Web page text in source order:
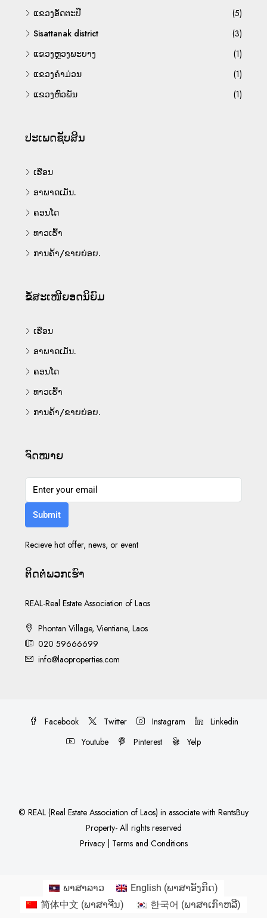
ແຂວງອັດຕະປື
(5)
Sisattanak district
(3)
ແຂວງຫຼວງພະບາງ
(1)
ແຂວງຄຳມ່ວນ
(1)
ແຂວງຫົວພັນ
(1)
ປະເພດຊັບສິນ
ເຮືອນ
ອາພາດເມັນ.
ຄອນໂດ
ທາວເຮົ້າ
ການຄ້າ/ຂາຍຍ່ອຍ.
ຂໍ້ສະເໜີຍອດນິຍົມ
ເຮືອນ
ອາພາດເມັນ.
ຄອນໂດ
ທາວເຮົ້າ
ການຄ້າ/ຂາຍຍ່ອຍ.
ຈົດໝາຍ
Submit
Recieve hot offer, news, or event
ຕິດ​ຕໍ່​ພວກ​ເຮົາ
REAL-Real Estate Association of Laos
Phontan Village, Vientiane, Laos
020 59666699
info@laoproperties.com
Facebook Twitter Instagram
Linkedin
Youtube
Pinterest Yelp
© REAL (Real Estate Association of Laos) in associate with RentsBuy
Property- All rights reserved
Privacy| Terms and Conditions
ພາສາລາວ English (ພາສາອັງກິດ)
简体中文 (ພາສາຈີນ) 한국어 (ພາສາເກົາຫລີ)